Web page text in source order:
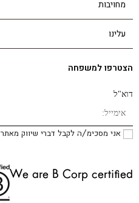
מחויבות
עלינו
הצטרפו למשפחה
דוא"ל
אני מסכימ/ה לקבל דברי שיווק מאתר ba&sh בהתאם
We are B Corp certified